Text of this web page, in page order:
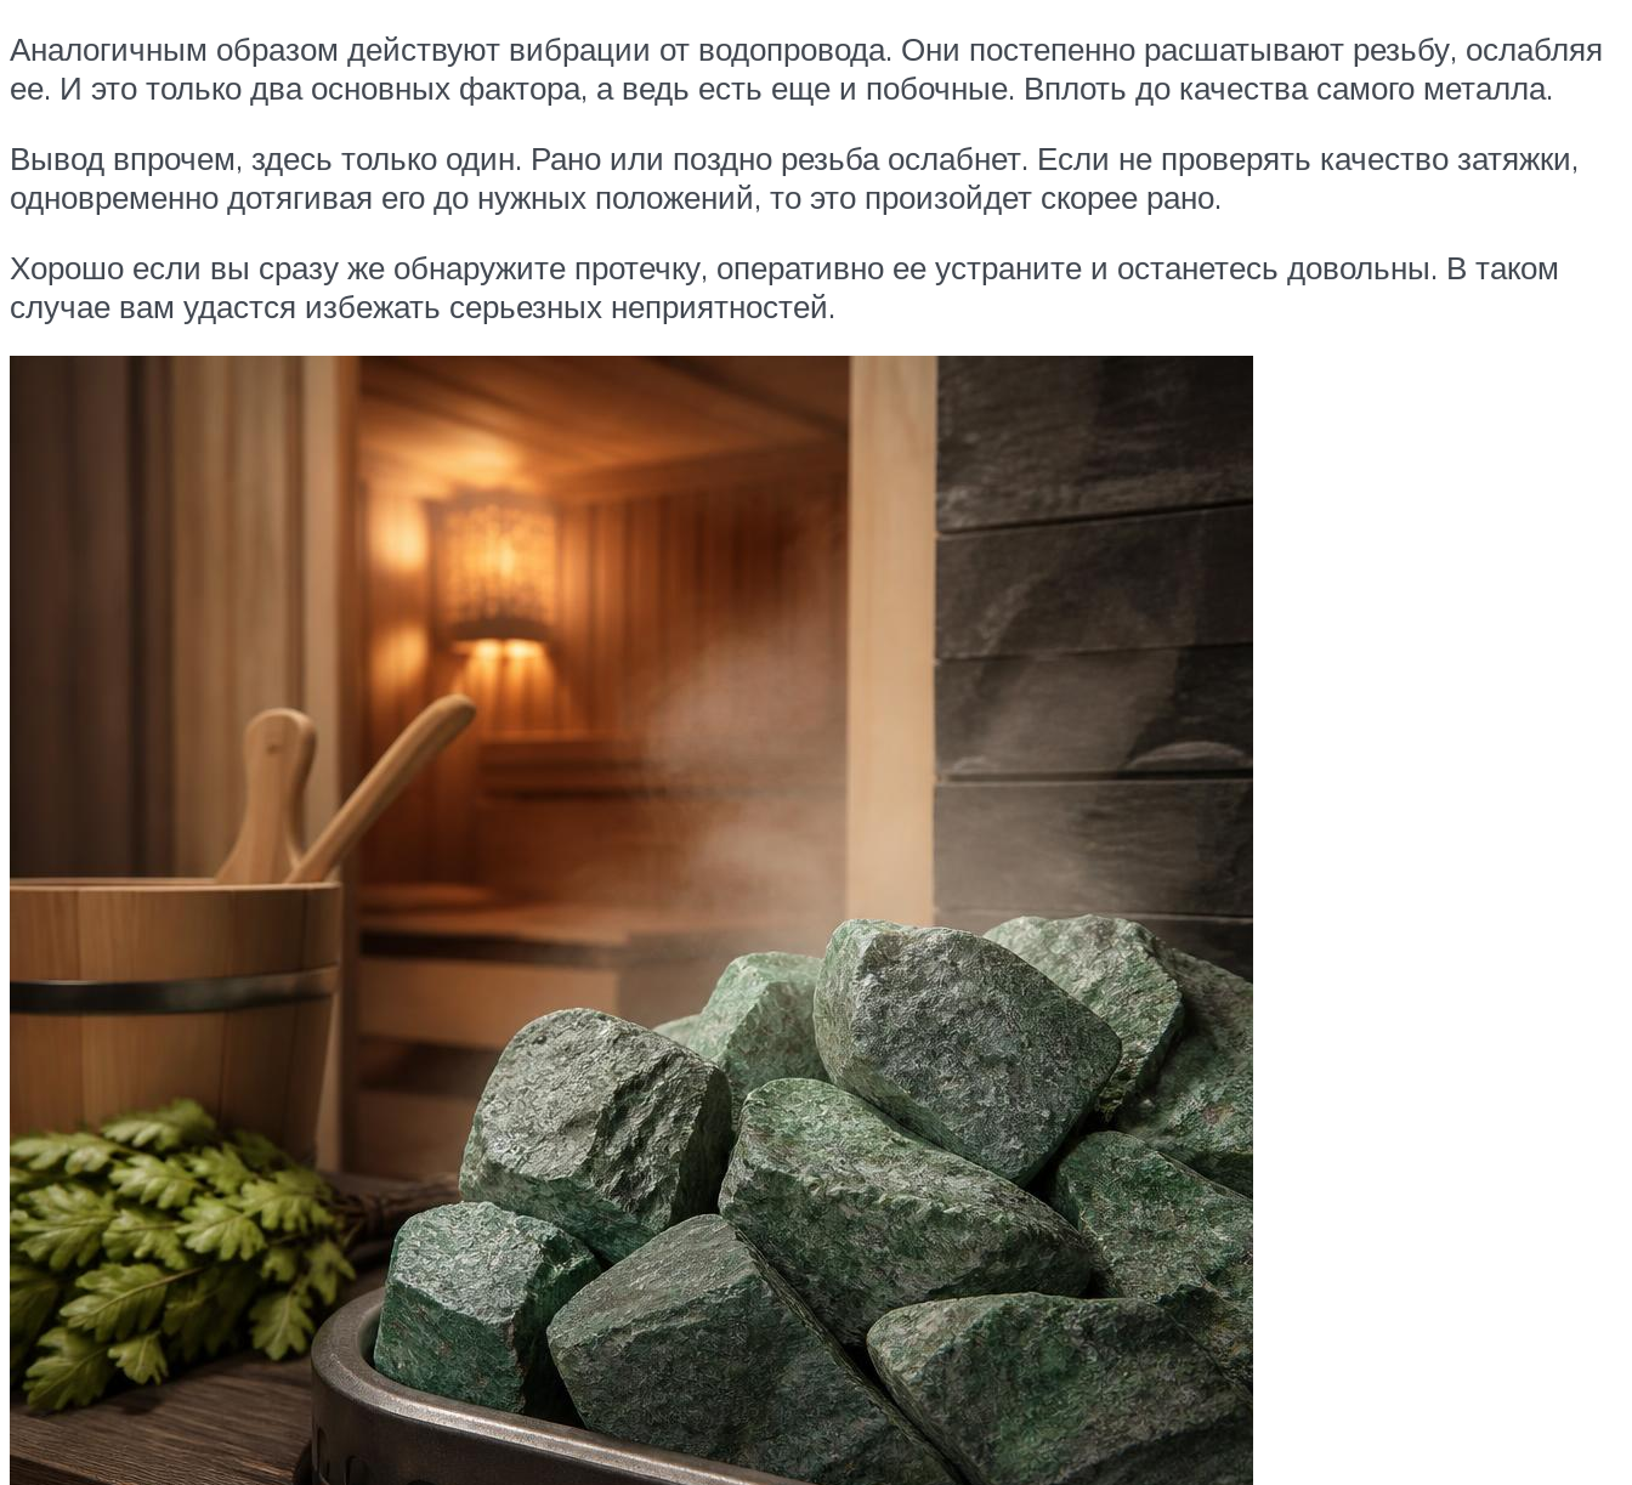
Аналогичным образом действуют вибрации от водопровода. Они постепенно расшатывают резьбу, ослабляя
ее. И это только два основных фактора, а ведь есть еще и побочные. Вплоть до качества самого металла.
Вывод впрочем, здесь только один. Рано или поздно резьба ослабнет. Если не проверять качество затяжки,
одновременно дотягивая его до нужных положений, то это произойдет скорее рано.
Хорошо если вы сразу же обнаружите протечку, оперативно ее устраните и останетесь довольны. В таком
случае вам удастся избежать серьезных неприятностей.